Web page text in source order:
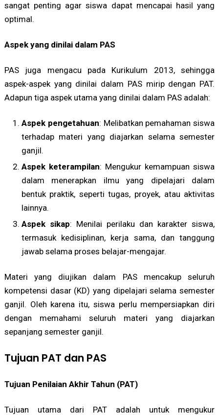
sangat penting agar siswa dapat mencapai hasil yang
optimal.
Aspek yang dinilai dalam PAS
PAS juga mengacu pada Kurikulum 2013, sehingga
aspek-aspek yang dinilai dalam PAS mirip dengan PAT.
Adapun tiga aspek utama yang dinilai dalam PAS adalah:
Aspek pengetahuan: Melibatkan pemahaman siswa
terhadap materi yang diajarkan selama semester
ganjil.
Aspek keterampilan: Mengukur kemampuan siswa
dalam menerapkan ilmu yang dipelajari dalam
bentuk praktik, seperti tugas, proyek, atau aktivitas
lainnya.
Aspek sikap: Menilai perilaku dan karakter siswa,
termasuk kedisiplinan, kerja sama, dan tanggung
jawab selama proses belajar-mengajar.
Materi yang diujikan dalam PAS mencakup seluruh
kompetensi dasar (KD) yang dipelajari selama semester
ganjil. Oleh karena itu, siswa perlu mempersiapkan diri
dengan memahami seluruh materi yang diajarkan
sepanjang semester ganjil.
Tujuan PAT dan PAS
Tujuan Penilaian Akhir Tahun (PAT)
Tujuan utama dari PAT adalah untuk mengukur